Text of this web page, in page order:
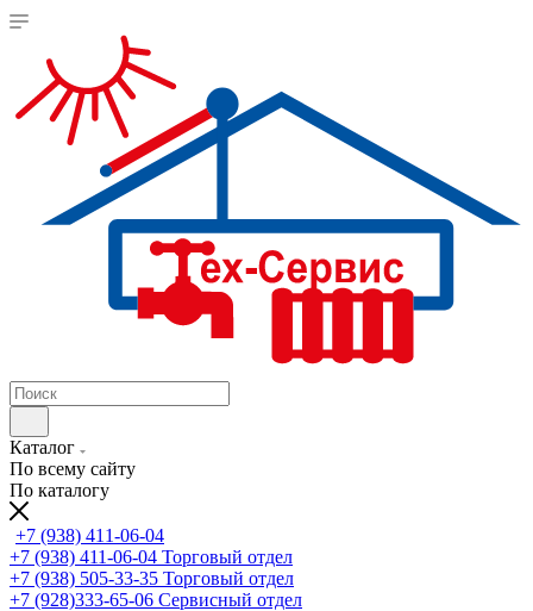
Каталог
По всему сайту
По каталогу
+7 (938) 411-06-04
+7 (938) 411-06-04 Торговый отдел
+7 (938) 505-33-35 Торговый отдел
+7 (928)333-65-06 Сервисный отдел